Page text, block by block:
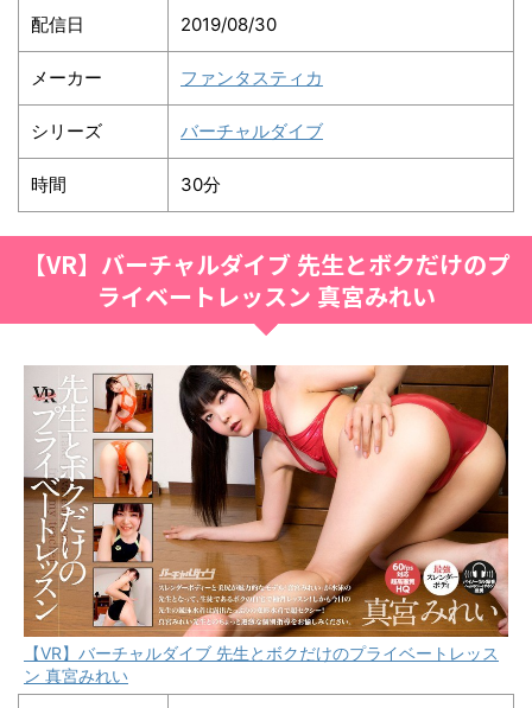
配信日 2019/08/30
メーカー ファンタスティカ
シリーズ バーチャルダイブ
時間 30分
【VR】バーチャルダイブ 先生とボクだけのプ
ライベートレッスン 真宮みれい
【VR】バーチャルダイブ 先生とボクだけのプライベートレッス
ン 真宮みれい